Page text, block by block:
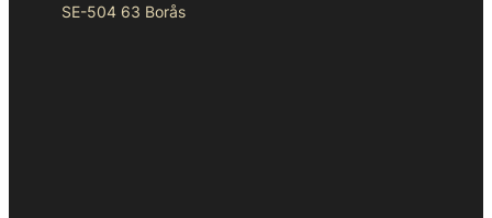
SE-504 63 Borås